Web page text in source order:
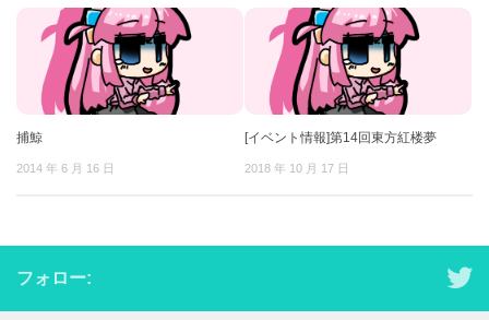
捕鯨
2014 年 6 月 16 日
[イベント情報]第14回東方紅楼夢
2018 年 10 月 17 日
フォロー: